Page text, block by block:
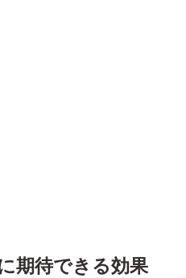
期待できる効果